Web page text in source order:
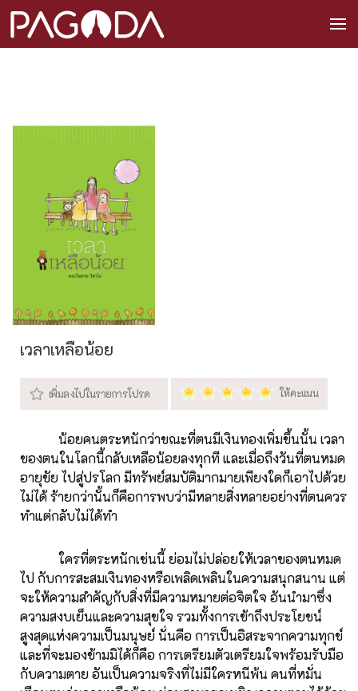
เวลาเหลือน้อย
น้อยคนตระหนักว่าขณะที่ตนมีเงินทองเพิ่มขึ้นนั้น เวลา
ของตนในโลกนี้กลับเหลือน้อยลงทุกที และเมื่อถึงวันที่ตนหมด
อายุขัย ไปสู่ปรโลก มีทรัพย์สมบัติมากมายเพียงใดก็เอาไปด้วย
ไม่ได้ ร้ายกว่านั้นก็คือการพบว่ามีหลายสิ่งหลายอย่างที่ตนควร
ทำแต่กลับไม่ได้ทำ
ใครที่ตระหนักเช่นนี้ ย่อมไม่ปล่อยให้เวลาของตนหมด
ไป กับการสะสมเงินทองหรือเพลิดเพลินในความสนุกสนาน แต่
จะให้ความสำคัญกับสิ่งที่มีความหมายต่อจิตใจ อันนำมาซึ่ง
ความสงบเย็นและความสุขใจ รวมทั้งการเข้าถึงประโยชน์
สูงสุดแห่งความเป็นมนุษย์ นั่นคือ การเป็นอิสระจากความทุกข์
และที่จะมองข้ามมิได้ก็คือ การเตรียมตัวเตรียมใจพร้อมรับมือ
กับความตาย อันเป็นความจริงที่ไม่มีใครหนีพ้น คนที่หมั่น